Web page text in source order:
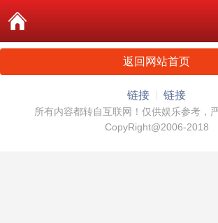
返回网站首页
链接 链接
所有内容都转自互联网！仅供娱乐参考，
CopyRight@2006-2018